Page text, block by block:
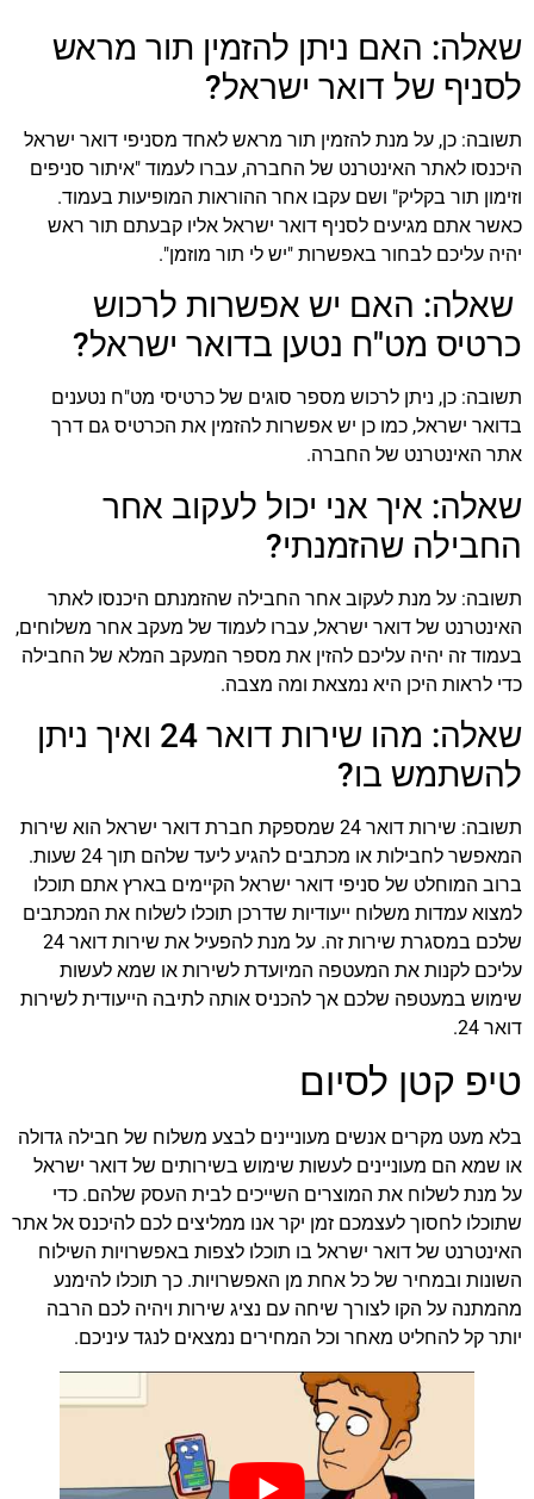
שאלה: האם ניתן להזמין תור מראש
לסניף של דואר ישראל?
תשובה: כן, על מנת להזמין תור מראש לאחד מסניפי דואר ישראל
היכנסו לאתר האינטרנט של החברה, עברו לעמוד "איתור סניפים
וזימון תור בקליק" ושם עקבו אחר ההוראות המופיעות בעמוד.
כאשר אתם מגיעים לסניף דואר ישראל אליו קבעתם תור ראש
יהיה עליכם לבחור באפשרות "יש לי תור מוזמן".
שאלה: האם יש אפשרות לרכוש
כרטיס מט"ח נטען בדואר ישראל?
תשובה: כן, ניתן לרכוש מספר סוגים של כרטיסי מט"ח נטענים
בדואר ישראל, כמו כן יש אפשרות להזמין את הכרטיס גם דרך
אתר האינטרנט של החברה.
שאלה: איך אני יכול לעקוב אחר
החבילה שהזמנתי?
תשובה: על מנת לעקוב אחר החבילה שהזמנתם היכנסו לאתר
האינטרנט של דואר ישראל, עברו לעמוד של מעקב אחר משלוחים,
בעמוד זה יהיה עליכם להזין את מספר המעקב המלא של החבילה
כדי לראות היכן היא נמצאת ומה מצבה.
שאלה: מהו שירות דואר 24 ואיך ניתן
להשתמש בו?
תשובה: שירות דואר 24 שמספקת חברת דואר ישראל הוא שירות
המאפשר לחבילות או מכתבים להגיע ליעד שלהם תוך 24 שעות.
ברוב המוחלט של סניפי דואר ישראל הקיימים בארץ אתם תוכלו
למצוא עמדות משלוח ייעודיות שדרכן תוכלו לשלוח את המכתבים
שלכם במסגרת שירות זה. על מנת להפעיל את שירות דואר 24
עליכם לקנות את המעטפה המיועדת לשירות או שמא לעשות
שימוש במעטפה שלכם אך להכניס אותה לתיבה הייעודית לשירות
דואר 24.
טיפ קטן לסיום
בלא מעט מקרים אנשים מעוניינים לבצע משלוח של חבילה גדולה
או שמא הם מעוניינים לעשות שימוש בשירותים של דואר ישראל
על מנת לשלוח את המוצרים השייכים לבית העסק שלהם. כדי
שתוכלו לחסוך לעצמכם זמן יקר אנו ממליצים לכם להיכנס אל אתר
האינטרנט של דואר ישראל בו תוכלו לצפות באפשרויות השילוח
השונות ובמחיר של כל אחת מן האפשרויות. כך תוכלו להימנע
מהמתנה על הקו לצורך שיחה עם נציג שירות ויהיה לכם הרבה
יותר קל להחליט מאחר וכל המחירים נמצאים לנגד עיניכם.